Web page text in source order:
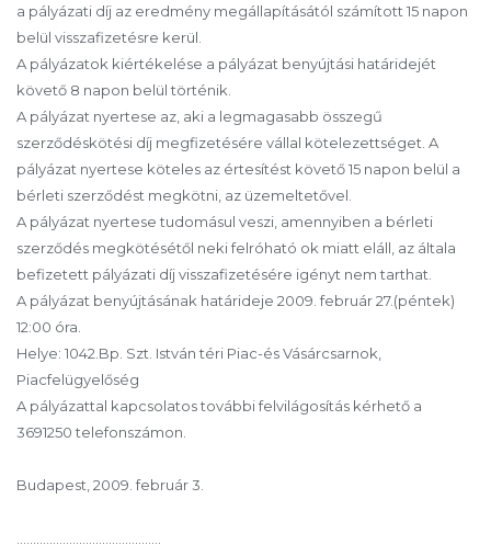
a pályázati díj az eredmény megállapításától számított 15 napon
belül visszafizetésre kerül.
A pályázatok kiértékelése a pályázat benyújtási határidejét
követő 8 napon belül történik.
A pályázat nyertese az, aki a legmagasabb összegű
szerződéskötési díj megfizetésére vállal kötelezettséget. A
pályázat nyertese köteles az értesítést követő 15 napon belül a
bérleti szerződést megkötni, az üzemeltetővel.
A pályázat nyertese tudomásul veszi, amennyiben a bérleti
szerződés megkötésétől neki felróható ok miatt eláll, az általa
befizetett pályázati díj visszafizetésére igényt nem tarthat.
A pályázat benyújtásának határideje 2009. február 27.(péntek)
12:00 óra.
Helye: 1042.Bp. Szt. István téri Piac-és Vásárcsarnok,
Piacfelügyelőség
A pályázattal kapcsolatos további felvilágosítás kérhető a
3691250 telefonszámon.
Budapest, 2009. február 3.